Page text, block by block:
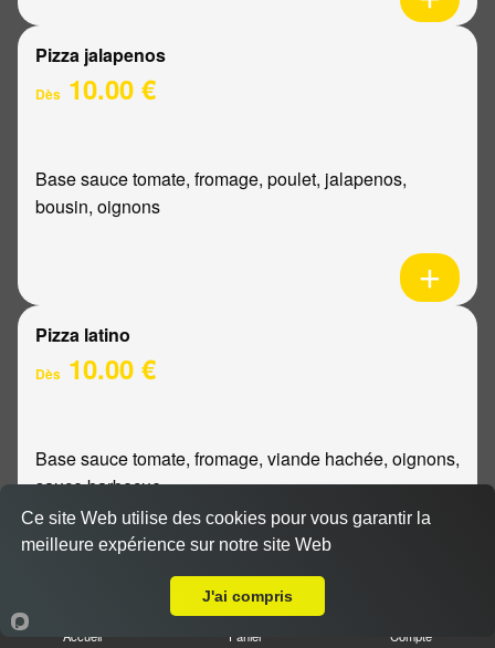
Pizza jalapenos
Dès 10.00 €
Base sauce tomate, fromage, poulet, jalapenos,
bousin, oignons
Pizza latino
Dès 10.00 €
Base sauce tomate, fromage, viande hachée, oignons,
sauce barbecue
Accueil Panier Compte
Ce site Web utilise des cookies pour vous garantir la
meilleure expérience sur notre site Web
J'ai compris